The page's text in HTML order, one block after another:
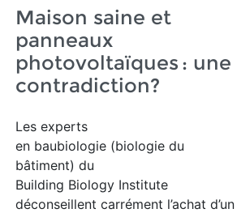
Maison saine et
panneaux
photovoltaïques : une
contradiction?
Les experts
en baubiologie (biologie du
bâtiment) du
Building Biology Institute
déconseillent carrément l’achat d’un